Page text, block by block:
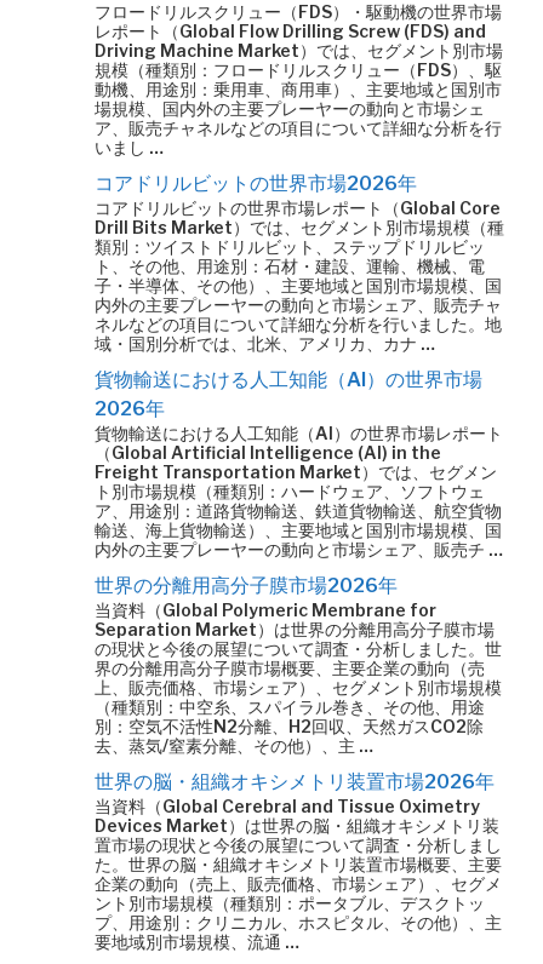
フロードリルスクリュー（FDS）・駆動機の世界市場
レポート（Global Flow Drilling Screw (FDS) and
Driving Machine Market）では、セグメント別市場
規模（種類別：フロードリルスクリュー（FDS）、駆
動機、用途別：乗用車、商用車）、主要地域と国別市
場規模、国内外の主要プレーヤーの動向と市場シェ
ア、販売チャネルなどの項目について詳細な分析を行
いまし …
コアドリルビットの世界市場2026年
コアドリルビットの世界市場レポート（Global Core
Drill Bits Market）では、セグメント別市場規模（種
類別：ツイストドリルビット、ステップドリルビッ
ト、その他、用途別：石材・建設、運輸、機械、電
子・半導体、その他）、主要地域と国別市場規模、国
内外の主要プレーヤーの動向と市場シェア、販売チャ
ネルなどの項目について詳細な分析を行いました。地
域・国別分析では、北米、アメリカ、カナ …
貨物輸送における人工知能（AI）の世界市場
2026年
貨物輸送における人工知能（AI）の世界市場レポート
（Global Artificial Intelligence (AI) in the
Freight Transportation Market）では、セグメン
ト別市場規模（種類別：ハードウェア、ソフトウェ
ア、用途別：道路貨物輸送、鉄道貨物輸送、航空貨物
輸送、海上貨物輸送）、主要地域と国別市場規模、国
内外の主要プレーヤーの動向と市場シェア、販売チ …
世界の分離用高分子膜市場2026年
当資料（Global Polymeric Membrane for
Separation Market）は世界の分離用高分子膜市場
の現状と今後の展望について調査・分析しました。世
界の分離用高分子膜市場概要、主要企業の動向（売
上、販売価格、市場シェア）、セグメント別市場規模
（種類別：中空糸、スパイラル巻き、その他、用途
別：空気不活性N2分離、H2回収、天然ガスCO2除
去、蒸気/窒素分離、その他）、主 …
世界の脳・組織オキシメトリ装置市場2026年
当資料（Global Cerebral and Tissue Oximetry
Devices Market）は世界の脳・組織オキシメトリ装
置市場の現状と今後の展望について調査・分析しまし
た。世界の脳・組織オキシメトリ装置市場概要、主要
企業の動向（売上、販売価格、市場シェア）、セグメ
ント別市場規模（種類別：ポータブル、デスクトッ
プ、用途別：クリニカル、ホスピタル、その他）、主
要地域別市場規模、流通 …